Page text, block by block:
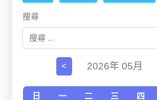
研究中心
通識教學部
獨立學術單位
搜尋
< 2026年 05月
日 一 二 三 四